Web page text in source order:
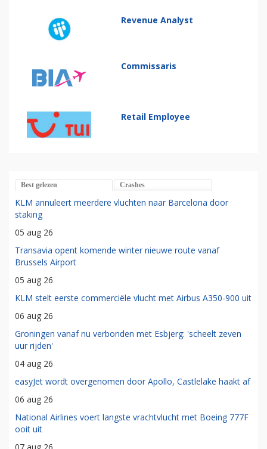
Revenue Analyst
Commissaris
Retail Employee
Best gelezen Crashes
KLM annuleert meerdere vluchten naar Barcelona door
staking
05 aug 26
Transavia opent komende winter nieuwe route vanaf
Brussels Airport
05 aug 26
KLM stelt eerste commerciële vlucht met Airbus A350-900 uit
06 aug 26
Groningen vanaf nu verbonden met Esbjerg: 'scheelt zeven
uur rijden'
04 aug 26
easyJet wordt overgenomen door Apollo, Castlelake haakt af
06 aug 26
National Airlines voert langste vrachtvlucht met Boeing 777F
ooit uit